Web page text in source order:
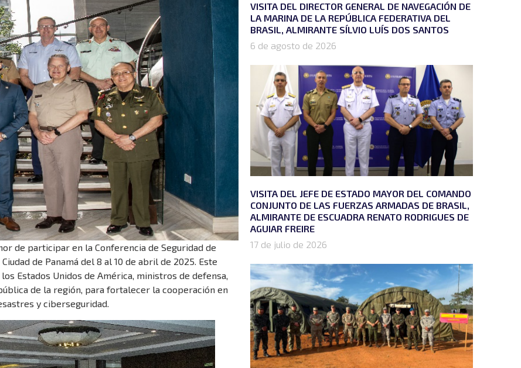
de participar en la Conferencia de Seguridad de
de Panamá del 8 al 10 de abril de 2025. Este
Estados Unidos de América, ministros de defensa,
de la región, para fortalecer la cooperación en
y ciberseguridad.
VISITA DEL DIRECTOR GENERAL DE NAVEGACIÓN DE
LA MARINA DE LA REPÚBLICA FEDERATIVA DEL
BRASIL, ALMIRANTE SÍLVIO LUÍS DOS SANTOS
6 de agosto de 2026
VISITA DEL JEFE DE ESTADO MAYOR DEL COMANDO
CONJUNTO DE LAS FUERZAS ARMADAS DE BRASIL,
ALMIRANTE DE ESCUADRA RENATO RODRIGUES DE
AGUIAR FREIRE
17 de julio de 2026